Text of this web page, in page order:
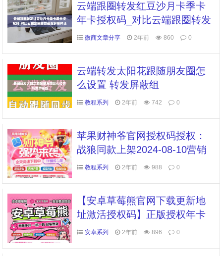
云端跟圈转发红豆沙月卡季卡
年卡授权码_对比云端跟圈转发
曼陀罗黑神话那个好用
微商文章分享 2年前 860 0
云端转发太阳花跟随朋友圈怎
么设置 转发屏蔽组
教程系列 2年前 742 0
苹果财神爷官网授权码授权：
战狼同款上架2024-08-10营销
软件、出卡码商城和推推码商
教程系列 2年前 988 0
【安卓草莓熊官网下载更新地
址激活授权码】正版授权年卡
续费最新系统支持语音转发万
安卓系列 2年前 896 0